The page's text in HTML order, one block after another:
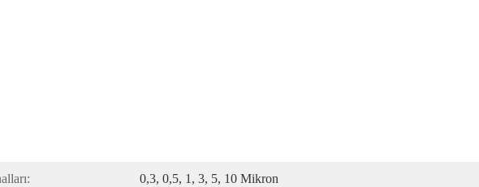
0,3, 0,5, 1, 3, 5, 10 Mikron